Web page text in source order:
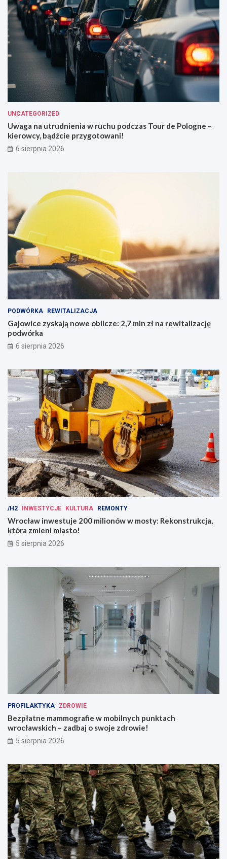
UNCATEGORIZED
Uwaga na utrudnienia w ruchu podczas Tour de Pologne –
kierowcy, bądźcie przygotowani!
6 sierpnia 2026
PODWÓRKA REWITALIZACJA
Gajowice zyskają nowe oblicze: 2,7 mln zł na rewitalizację
podwórka
6 sierpnia 2026
/H2 INWESTYCJE KULTURA REMONTY
Wrocław inwestuje 200 milionów w mosty: Rekonstrukcja,
która zmieni miasto!
5 sierpnia 2026
PROFILAKTYKA ZDROWIE
Bezpłatne mammografie w mobilnych punktach
wrocławskich – zadbaj o swoje zdrowie!
5 sierpnia 2026